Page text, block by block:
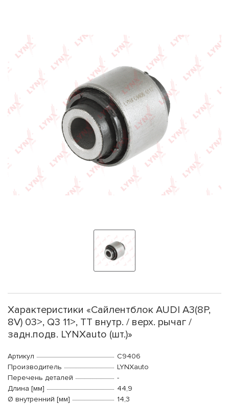
Характеристики «Сайлентблок AUDI A3(8P,
8V) 03>, Q3 11>, TT внутр. / верх. рычаг /
задн.подв. LYNXauto (шт.)»
Артикул
C9406
Производитель
LYNXauto
Перечень деталей
-
Длина [мм]
44,9
Ø внутренний [мм]
14,3